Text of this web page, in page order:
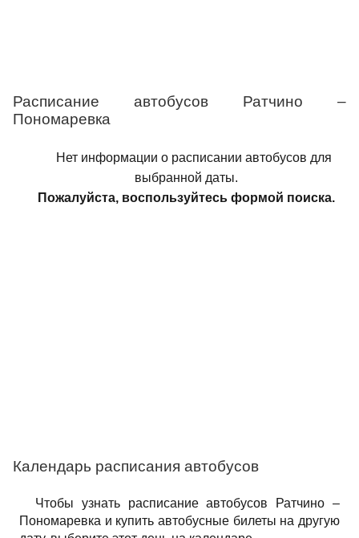
Расписание автобусов Ратчино –
Пономаревка
Нет информации о расписании автобусов для
выбранной даты.
Пожалуйста, воспользуйтесь формой поиска.
Календарь расписания автобусов
Чтобы узнать расписание автобусов Ратчино –
Пономаревка и купить автобусные билеты на другую